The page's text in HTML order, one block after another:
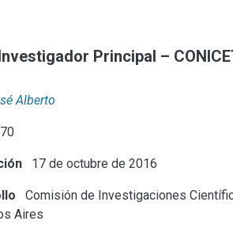
Principal –
Alberto
17 de octubre de 2016
Comisión de Investigaciones
Aires